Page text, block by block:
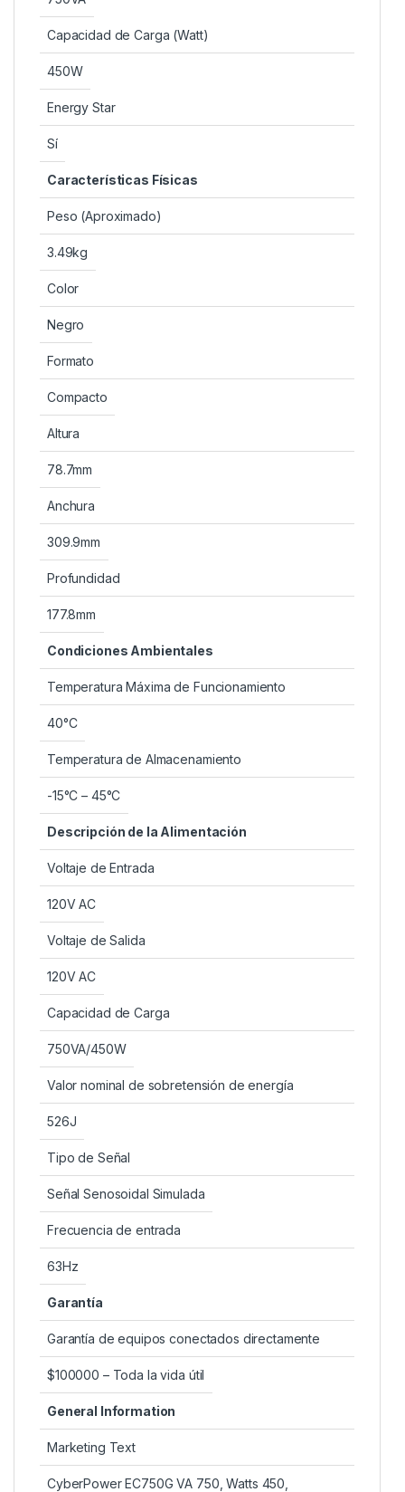
Capacidad de Carga (Watt)
450W
Energy Star
Sí
Características Físicas
Peso (Aproximado)
3.49kg
Color
Negro
Formato
Compacto
Altura
78.7mm
Anchura
309.9mm
Profundidad
177.8mm
Condiciones Ambientales
Temperatura Máxima de Funcionamiento
40°C
Temperatura de Almacenamiento
-15°C – 45°C
Descripción de la Alimentación
Voltaje de Entrada
120V AC
Voltaje de Salida
120V AC
Capacidad de Carga
750VA/450W
Valor nominal de sobretensión de energía
526J
Tipo de Señal
Señal Senosoidal Simulada
Frecuencia de entrada
63Hz
Garantía
Garantía de equipos conectados directamente
$100000 – Toda la vida útil
General Information
Marketing Text
CyberPower EC750G VA 750, Watts 450,